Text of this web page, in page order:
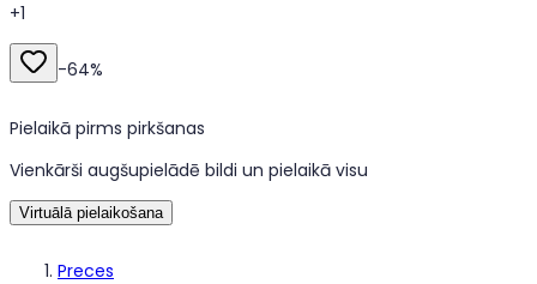
Preces
+1
-64%
Pielaikā pirms pirkšanas
Vienkārši augšupielādē bildi un pielaikā visu
Virtuālā pielaikošana